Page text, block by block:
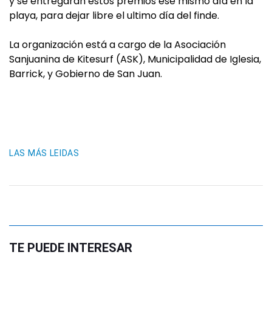
playa, para dejar libre el ultimo día del finde.
La organización está a cargo de la Asociación
Sanjuanina de Kitesurf (ASK), Municipalidad de Iglesia,
Barrick, y Gobierno de San Juan.
LAS MÁS LEIDAS
TE PUEDE INTERESAR